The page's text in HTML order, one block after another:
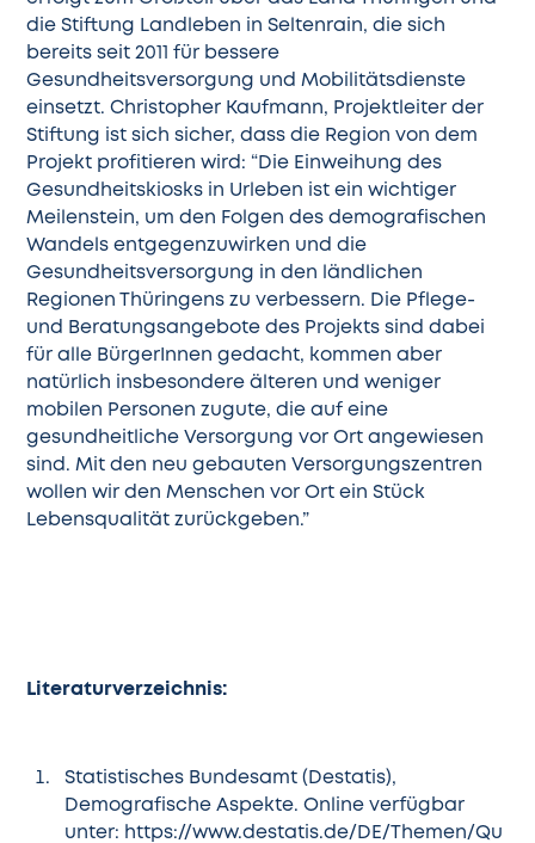
dieStiftung Landleben in Seltenrain, die sich
bereits seit 2011 für bessere
Gesundheitsversorgung und Mobilitätsdienste
einsetzt. Christopher Kaufmann, Projektleiter der
Stiftung ist sich sicher, dass die Region von dem
Projekt profitieren wird: “Die Einweihung des
Gesundheitskiosks in Urleben ist ein wichtiger
Meilenstein, um den Folgen des demografischen
Wandels entgegenzuwirken und die
Gesundheitsversorgung in den ländlichen
Regionen Thüringens zu verbessern. Die Pflege-
und Beratungsangebote des Projekts sind dabei
für alle BürgerInnen gedacht, kommen aber
natürlich insbesondere älteren und weniger
mobilen Personen zugute, die auf eine
gesundheitliche Versorgung vor Ort angewiesen
sind. Mit den neu gebauten Versorgungszentren
wollen wir den Menschen vor Ort ein Stück
Lebensqualität zurückgeben.”
Literaturverzeichnis:
Statistisches Bundesamt (Destatis),
Demografische Aspekte. Online verfügbar
unter: https://www.destatis.de/DE/Themen/Qu